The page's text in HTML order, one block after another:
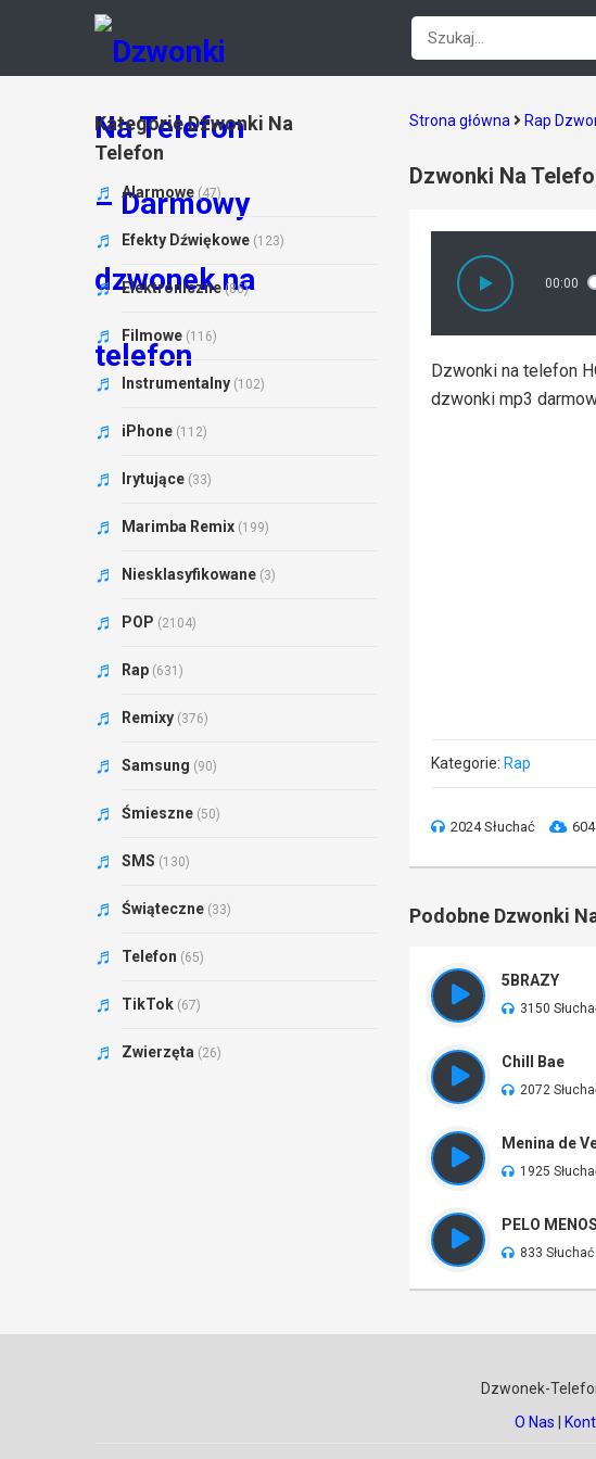
Strona główna Rap
Dzwonki Na
00:00
Dzwonki na telefon
dzwonki mp3
Kategorie: Rap
2024 Słuchać
Podobne Dzwonki
5BRAZY
3150
Chill Bae
2072
Menina de
1925
PELO MENOS
833 Słuchać
Kategorie Dzwonki Na
Telefon
Alarmowe (47)
Efekty Dźwiękowe (123)
Elektroniczne (86)
Filmowe (116)
Instrumentalny (102)
iPhone (112)
Irytujące (33)
Marimba Remix (199)
Niesklasyfikowane (3)
POP (2104)
Rap (631)
Remixy (376)
Samsung (90)
Śmieszne (50)
SMS (130)
Świąteczne (33)
Telefon (65)
TikTok (67)
Zwierzęta (26)
Dzwonek-
O Nas